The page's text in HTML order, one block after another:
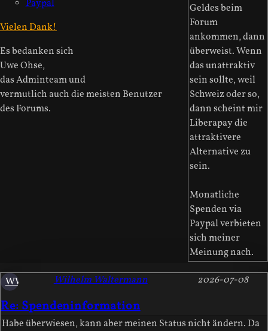
Geldes beim
Forum
ankommen, dann
überweist. Wenn
das unattraktiv
sein sollte, weil
Schweiz oder so,
dann scheint mir
Liberapay die
attraktivere
Alternative zu
sein.
Monatliche
Spenden via
Paypal verbieten
sich meiner
Meinung nach.
Paypal
Vielen Dank!
Es bedanken sich
Uwe Ohse,
das Adminteam und
vermutlich auch die meisten Benutzer
des Forums.
WW
Re: Spendeninformation
2026-07-08
Wilhelm Waltermann
Habe überwiesen, kann aber meinen Status nicht ändern. Da